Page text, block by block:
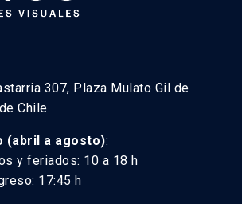
307, Plaza Mulato Gil de
Chile.
(abril a agosto):
y feriados: 10 a 18 h
17:45 h